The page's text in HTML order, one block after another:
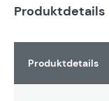
Produktdetails
Produktdetails